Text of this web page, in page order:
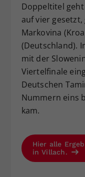
Doppeltitel
auf vier
Markovina
(Deutschland).
mit der
Viertelfinale
Deutschen
Nummern eins
kam.
Hier alle
in Villach.